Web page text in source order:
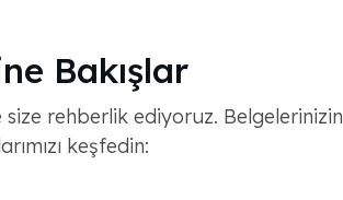
Bakışlar
rehberlik ediyoruz. Belgelerinizin
keşfedin: